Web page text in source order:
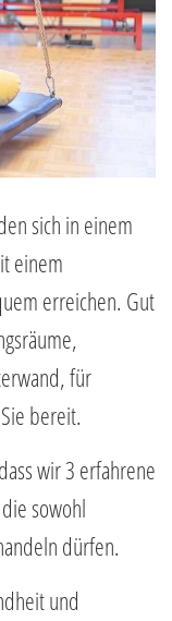
sich in einem
einem
erreichen. Gut
für
bereit.
wir 3 erfahrene
sowohl
dürfen.
und